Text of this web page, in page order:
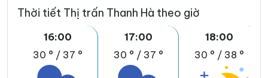
Thời tiết Thị trấn Thanh Hà theo giờ
16:00
30 ° / 37 °
17:00
30 ° / 37 °
18:00
30 ° / 38 °